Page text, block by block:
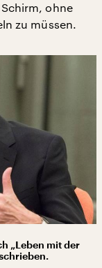
ohne
zu müssen.
„Leben mit der